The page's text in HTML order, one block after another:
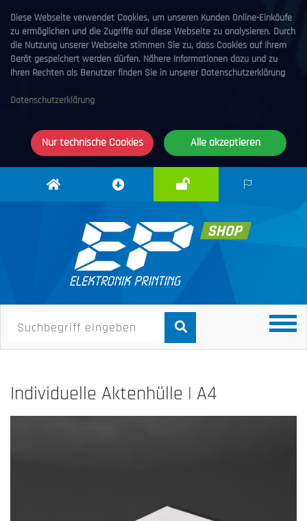
Diese Webseite verwendet Cookies, um unseren Kunden Online-Einkäufe
zu ermöglichen und die Zugriffe auf diese Webseite zu analysieren. Durch
die Nutzung unserer Webseite stimmen Sie zu, dass Cookies auf Ihrem
Gerät gespeichert werden dürfen. Nähere Informationen dazu und zu
Ihren Rechten als Benutzer finden Sie in unserer Datenschutzerklärung
Datenschutzerklärung
Nur technische Cookies Alle akzeptieren
Elektronik
Downloadcenter
Individuelle Aktenhülle | A4